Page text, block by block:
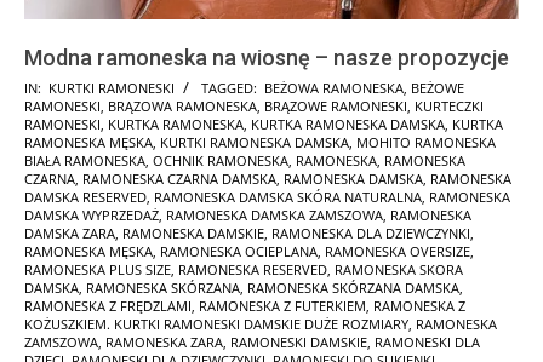
Modna ramoneska na wiosnę – nasze propozycje
2025-
01-
30
IN: KURTKI RAMONESKI TAGGED: BEŻOWA RAMONESKA BEŻOWE
RAMONESKI BRĄZOWA RAMONESKA BRĄZOWE RAMONESKI KURTECZKI
RAMONESKI KURTKA RAMONESKA KURTKA RAMONESKA DAMSKA KURTKA
RAMONESKA MĘSKA KURTKI RAMONESKA DAMSKA MOHITO RAMONESKA
BIAŁA RAMONESKA OCHNIK RAMONESKA RAMONESKA RAMONESKA
CZARNA RAMONESKA CZARNA DAMSKA RAMONESKA DAMSKA RAMONESKA
DAMSKA RESERVED RAMONESKA DAMSKA SKÓRA NATURALNA RAMONESKA
DAMSKA WYPRZEDAŻ RAMONESKA DAMSKA ZAMSZOWA RAMONESKA
DAMSKA ZARA RAMONESKA DAMSKIE RAMONESKA DLA DZIEWCZYNKI
RAMONESKA MĘSKA RAMONESKA OCIEPLANA RAMONESKA OVERSIZE
RAMONESKA PLUS SIZE RAMONESKA RESERVED RAMONESKA SKORA
DAMSKA RAMONESKA SKÓRZANA RAMONESKA SKÓRZANA DAMSKA
RAMONESKA Z FRĘDZLAMI RAMONESKA Z FUTERKIEM RAMONESKA Z
KOŻUSZKIEM. KURTKI RAMONESKI DAMSKIE DUŻE ROZMIARY RAMONESKA
ZAMSZOWA RAMONESKA ZARA RAMONESKI DAMSKIE RAMONESKI DLA